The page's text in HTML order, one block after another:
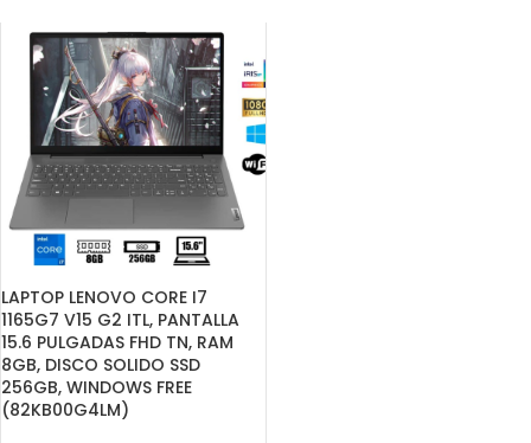
LAPTOP LENOVO CORE I7
1165G7 V15 G2 ITL, PANTALLA
15.6 PULGADAS FHD TN, RAM
8GB, DISCO SOLIDO SSD
256GB, WINDOWS FREE
(82KB00G4LM)